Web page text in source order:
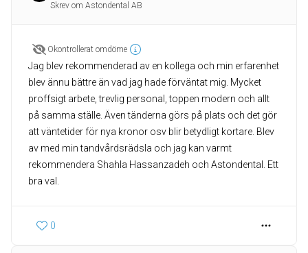
Skrev om Astondental AB
Okontrollerat omdöme
Jag blev rekommenderad av en kollega och min erfarenhet
blev ännu bättre än vad jag hade förväntat mig. Mycket
proffsigt arbete, trevlig personal, toppen modern och allt
på samma ställe. Även tänderna görs på plats och det gör
att väntetider för nya kronor osv blir betydligt kortare. Blev
av med min tandvårdsrädsla och jag kan varmt
rekommendera Shahla Hassanzadeh och Astondental. Ett
0